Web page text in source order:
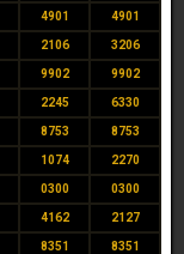
4901 4901
2106 3206
9902 9902
2245 6330
8753 8753
1074 2270
0300 0300
4162 2127
8351 8351